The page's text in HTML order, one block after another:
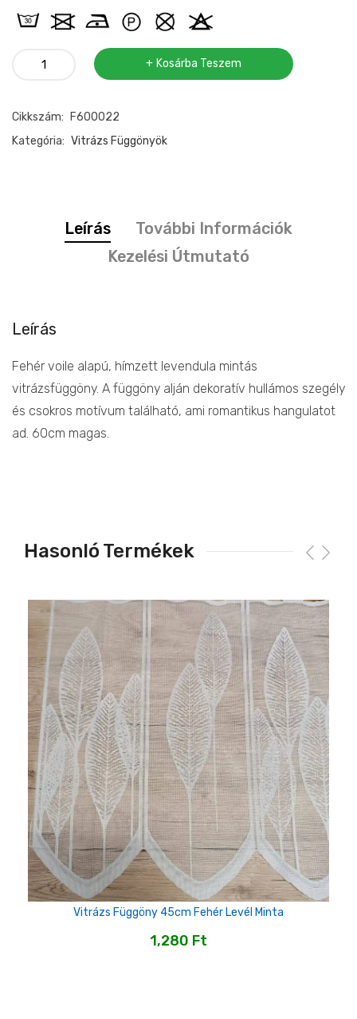
Hímzett
vitrázsfüggöny
60cm
Kosárba Teszem
Cikkszám:
F600022
Kategória: Vitrázs Függönyök
Leírás
További Információk
Kezelési Útmutató
Leírás
Fehér voile alapú, hímzett levendula mintás
vitrázsfüggöny. A függöny alján dekoratív hullámos szegély
és csokros motívum található, ami romantikus hangulatot
ad. 60cm magas.
Hasonló Termékek
Vitrázs Függöny 45cm Fehér Levél Minta
1,280 Ft